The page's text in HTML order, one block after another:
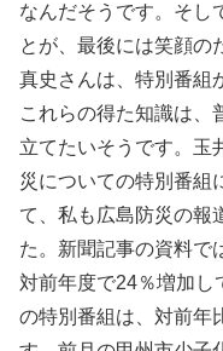
なんだそうです。そし
とが、最後には笑顔の
真史さんは、特別番組
これらの得た知識は、
立てたいそうです。玉
災についての特別番組
て、私も広島防災の報
た。新聞記事の資料で
対前年度で24％増加し
の特別番組は、対前年